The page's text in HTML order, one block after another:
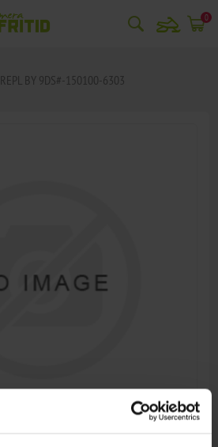
snowmobile 0
REPL BY 9DS#-150100-6303